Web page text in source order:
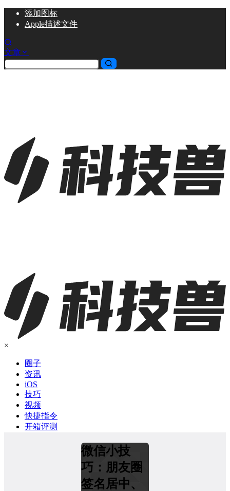
添加图标
Apple描述文件
文章
×
圈子
资讯
iOS
技巧
视频
快捷指令
开箱评测
微信小技
巧：朋友圈
签名居中、